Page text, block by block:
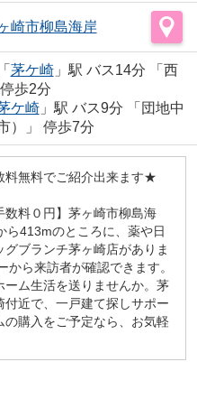
崎市柳島海岸
「 茅ケ崎」駅 バス14分 「西
歩2分
ケ崎」駅 バス9分 「団地中
）」 停歩7分
無料でご紹介出来ます★
数料０円】茅ヶ崎市柳島海
413mのところに、薬や日
ブランチ茅ヶ崎店がありま
ら来訪者が確認できます。
ム生活を送りませんか。茅
近で、一戸建て探しサポー
の購入をご予定なら、お気軽